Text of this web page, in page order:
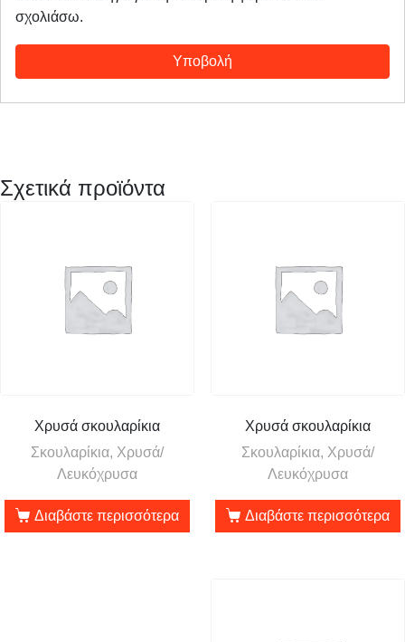
σχολιάσω.
Σχετικά προϊόντα
Χρυσά σκουλαρίκια
Σκουλαρίκια, Χρυσά/
Λευκόχρυσα
Διαβάστε περισσότερα
Χρυσά σκουλαρίκια
Σκουλαρίκια, Χρυσά/
Λευκόχρυσα
Διαβάστε περισσότερα